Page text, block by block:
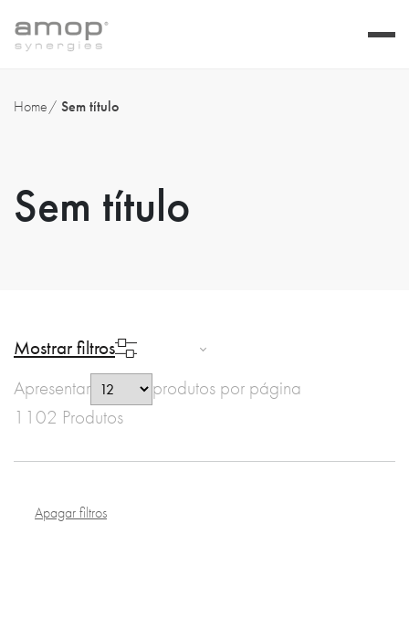
Home Sem título
Sem título
Apagar filtros
Mostrar filtros
Apresentar
produtos por página
1102 Produtos